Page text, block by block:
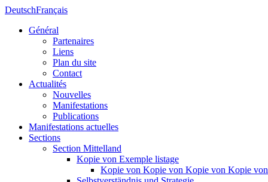
DeutschFrançais
Général
Partenaires
Liens
Plan du site
Contact
Actualités
Nouvelles
Manifestations
Publications
Manifestations actuelles
Sections
Section Mittelland
Kopie von Exemple listage
Kopie von Kopie von Kopie von Kopie